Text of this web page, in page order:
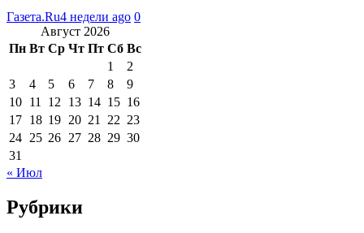
Газета.Ru4 недели ago 0
Август 2026
Пн Вт Ср Чт Пт Сб Вс
1
2
3
4 5 6 7 8
9
10 11 12 13 14 15 16
17 18 19 20 21 22 23
24 25 26 27 28 29 30
31
« Июл
Рубрики